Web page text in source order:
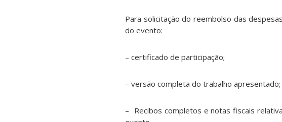
Para solicitação do reembolso das
do evento:
– certificado de participação;
– versão completa do trabalho apresentado;
– Recibos completos e notas fiscais